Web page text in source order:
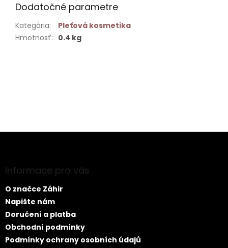
Dodatočné parametre
Kategória:
Pleťová kosmetika
Hmotnosť: 0.4 kg
Z
ä
e
Informace pro vás
O značce Záhir
Napište nám
Doručení a platba
Obchodní podmínky
Podmínky ochrany osobních údajů